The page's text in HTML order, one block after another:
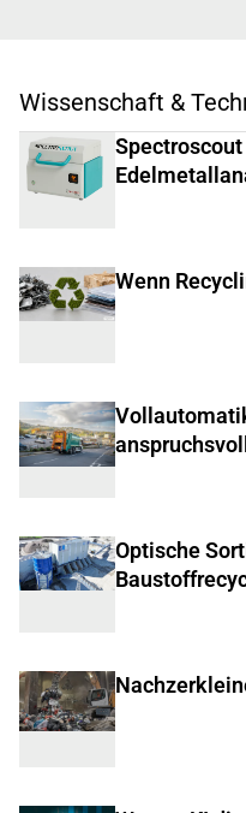
Wissenschaft &
Wenn
Optische